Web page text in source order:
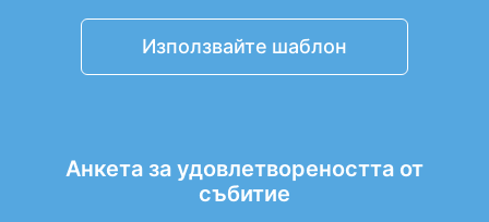
Използвайте шаблон
Анкета за удовлетвореността от
събитие